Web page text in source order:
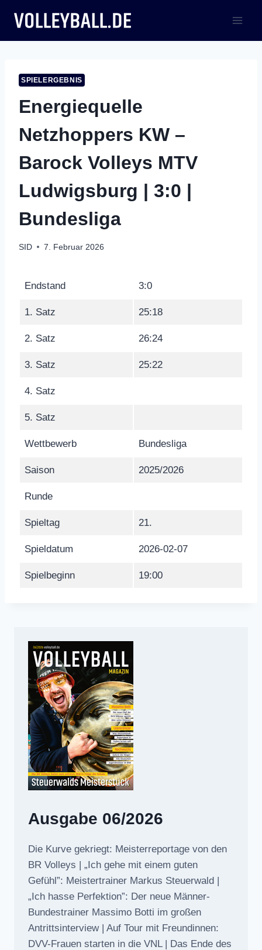
Inhalt
springen
SPIELERGEBNIS
Energiequelle
Netzhoppers KW –
Barock Volleys MTV
Ludwigsburg | 3:0 |
Bundesliga
SID 7. Februar 2026
Endstand 3:0
1. Satz 25:18
2. Satz 26:24
3. Satz 25:22
4. Satz
5. Satz
Wettbewerb Bundesliga
Saison 2025/2026
Runde
Spieltag 21.
Spieldatum 2026-02-07
Spielbeginn 19:00
Ausgabe 06/2026
Die Kurve gekriegt: Meisterreportage von den
BR Volleys | „Ich gehe mit einem guten
Gefühl”: Meistertrainer Markus Steuerwald |
„Ich hasse Perfektion”: Der neue Männer-
Bundestrainer Massimo Botti im großen
Antrittsinterview | Auf Tour mit Freundinnen:
DVV-Frauen starten in die VNL | Das Ende des